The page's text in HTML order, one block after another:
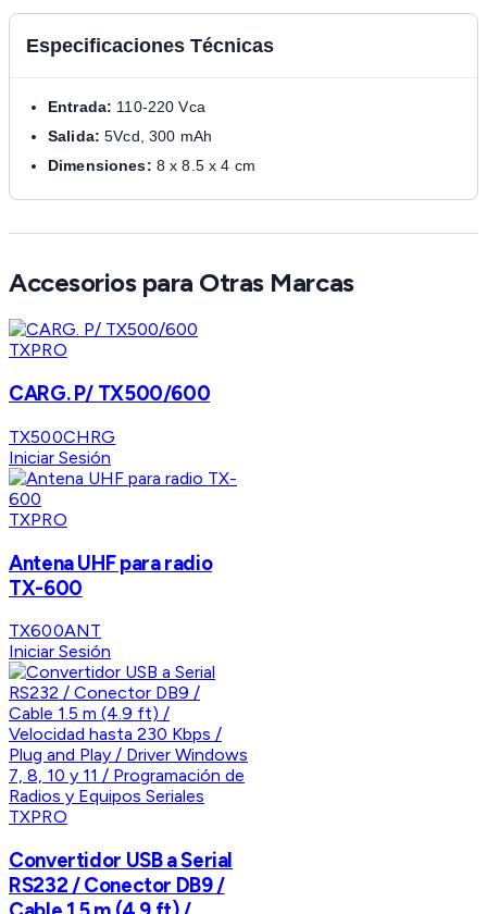
Especificaciones Técnicas
Entrada: 110-220 Vca
Salida: 5Vcd, 300 mAh
Dimensiones: 8 x 8.5 x 4 cm
Accesorios para Otras Marcas
TXPRO
CARG. P/ TX500/600
TX500CHRG
Iniciar Sesión
TXPRO
Antena UHF para radio
TX-600
TX600ANT
Iniciar Sesión
TXPRO
Convertidor USB a Serial
RS232 / Conector DB9 /